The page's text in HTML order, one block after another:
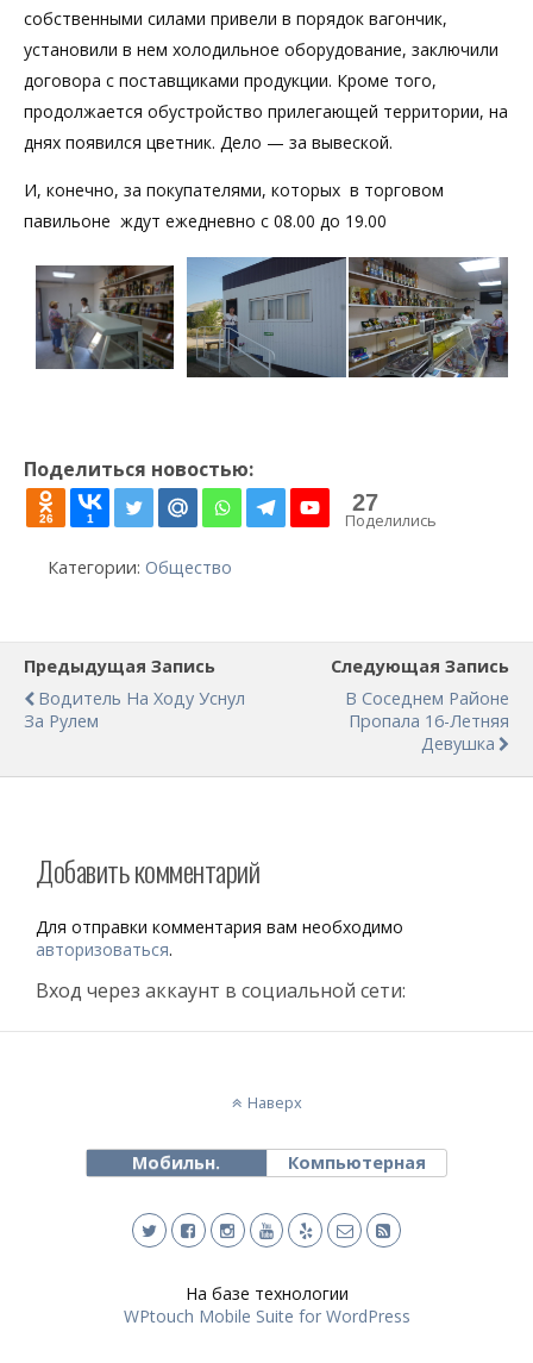
собственными силами привели в порядок вагончик,
установили в нем холодильное оборудование, заключили
договора с поставщиками продукции. Кроме того,
продолжается обустройство прилегающей территории, на
днях появился цветник. Дело — за вывеской.
И, конечно, за покупателями, которых в торговом
павильоне ждут ежедневно с 08.00 до 19.00
Поделиться новостью:
26 1
27
Поделились
Категории: Общество
Предыдущая Запись
Водитель На Ходу Уснул
За Рулем
Следующая Запись
В Соседнем Районе
Пропала 16-Летняя
Девушка
Добавить комментарий
Для отправки комментария вам необходимо
авторизоваться.
Вход через аккаунт в социальной сети:
Наверх
Мобильн. Компьютерная
На базе технологии
WPtouch Mobile Suite for WordPress